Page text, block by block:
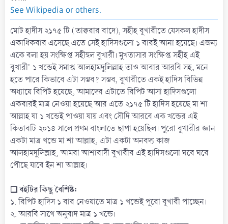
See Wikipedia or others.
মোট হাদীস ২১৭৫ টি (তাক্বরার বাদে), সহীহ বুখারীতে যেসকল হাদীস
একাধিকবার এসেছে এতে সেই হাদিসগুলো ১ বারই আনা হয়েছে। এজন্য
একে বলা হয় সংক্ষিপ্ত সহীহুল বুখারী। মুখতাসার সংক্ষিপ্ত সহীহ এই
বুখারী' ১ খন্ডেই সমাপ্ত আলহামদুলিল্লাহ তাও আবার আরবি সহ, মনে
হতে পারে কিভাবে এটা সম্ভব? সম্ভব, বুখারীতে একই হাদিস বিভিন্ন
অধ্যায়ে রিপিট হয়েছে, আমাদের এটাতে রিপিট আসা হাদিসগুলো
একবারই মাত্র নেওয়া হয়েছে আর এতে ২১৭৫ টি হাদিস হয়েছে মা শা
আল্লাহ যা ১ খন্ডেই পাওয়া যায় এবং সৌদি আরবে এক খন্ডের এই
কিতাবটি ২০১৪ সালে প্রথম বাংলাতে ছাপা হয়েছিল। পুরো বুখারীর জ্ঞান
একটা মাত্র খন্ডে মা শা আল্লাহ, এটা একটা অনবদ্য কাজ
আলহামদুলিল্লাহ, আমরা আশাবাদী বুখারীর এই হাদিসগুলো ঘরে ঘরে
পৌছে যাবে ইন শা আল্লাহ।
❏ বইটির কিছু বৈশিষ্ট:
১. রিপিট হাদিস ১ বার নেওয়াতে মাত্র ১ খন্ডেই পুরো বুখারী পাচ্ছেন।
২. আরবি সাথে অনুবাদ মাত্র ১ খন্ডে।